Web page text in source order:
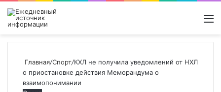
Поиск
Switch
Главная/Спорт/КХЛ не получила уведомлений от НХЛ
о приостановке действия Меморандума о
взаимопонимании